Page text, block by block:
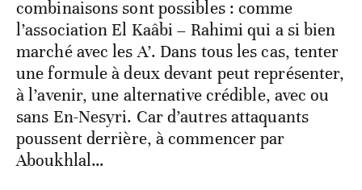
combinaisons sont possibles : comme
l’association El Kaâbi – Rahimi qui a si bien
marché avec les A’. Dans tous les cas, tenter
une formule à deux devant peut représenter,
à l’avenir, une alternative crédible, avec ou
sans En-Nesyri. Car d’autres attaquants
poussent derrière, à commencer par
Aboukhlal…